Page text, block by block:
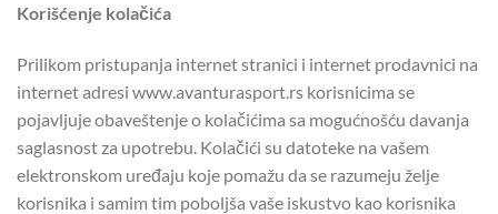
Korišćenje kolačića
Prilikom pristupanja internet stranici i internet prodavnici na
internet adresi www.avanturasport.rs korisnicima se
pojavljuje obaveštenje o kolačićima sa mogućnošću davanja
saglasnost za upotrebu. Kolačići su datoteke na vašem
elektronskom uređaju koje pomažu da se razumeju želje
korisnika i samim tim poboljša vaše iskustvo kao korisnika